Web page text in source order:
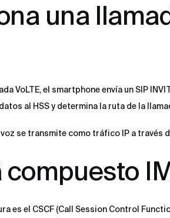
una
VoLTE, el smartphone envía un SIP
al HSS y determina la ruta de la
se transmite como tráfico IP a través
compuesto
es el CSCF (Call Session Control